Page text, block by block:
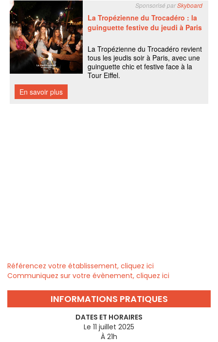
Référencez votre établissement, cliquez ici
Communiquez sur votre évènement, cliquez ici
INFORMATIONS PRATIQUES
DATES ET HORAIRES
Le 11 juillet 2025
À 21h